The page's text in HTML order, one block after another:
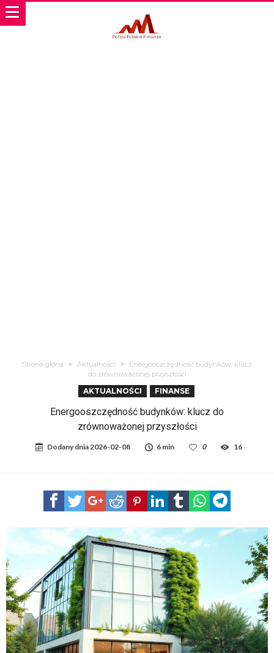
Strona głóna Aktualności
Energooszczędność budynków: klucz
do zrównoważonej przyszłości
AKTUALNOŚCI FINANSE
Energooszczędność budynków: klucz do
zrównoważonej przyszłości
Dodany dnia2026-02-08 6 min 0 16